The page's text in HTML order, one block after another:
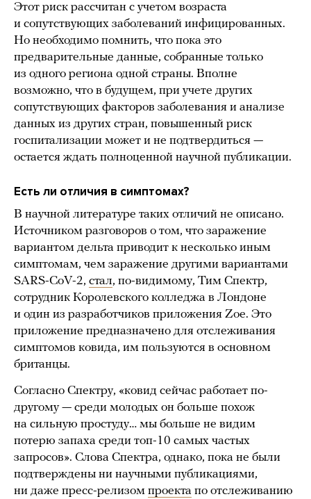
Этот риск рассчитан с учетом возраста
и сопутствующих заболеваний инфицированных.
Но необходимо помнить, что пока это
предварительные данные, собранные только
из одного региона одной страны. Вполне
возможно, что в будущем, при учете других
сопутствующих факторов заболевания и анализе
данных из других стран, повышенный риск
госпитализации может и не подтвердиться —
остается ждать полноценной научной публикации.
Есть ли отличия в симптомах?
В научной литературе таких отличий не описано.
Источником разговоров о том, что заражение
вариантом дельта приводит к несколько иным
симптомам, чем заражение другими вариантами
SARS-CoV-2, стал, по-видимому, Тим Спектр,
сотрудник Королевского колледжа в Лондоне
и один из разработчиков приложения Zoe. Это
приложение предназначено для отслеживания
симптомов ковида, им пользуются в основном
британцы.
Согласно Спектру, «ковид сейчас работает по-
другому — среди молодых он больше похож
на сильную простуду… мы больше не видим
потерю запаха среди топ-10 самых частых
запросов». Слова Спектра, однако, пока не были
подтверждены ни научными публикациями,
ни даже пресс-релизом проекта по отслеживанию